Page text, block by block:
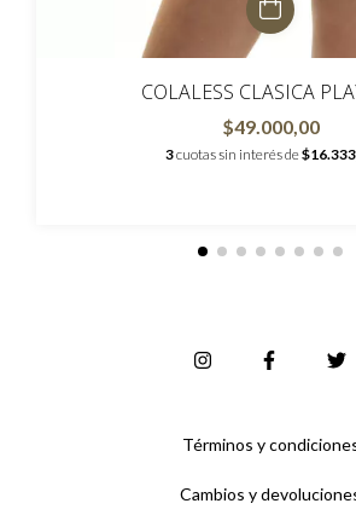
COLALESS CLASICA
$49.000,00
3cuotas sin interés de
Términos y
Cambios y